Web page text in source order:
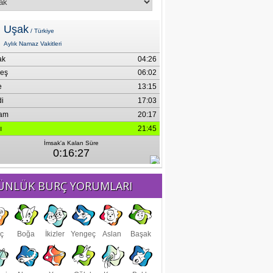
BURÇ YORUMLARI
Boğa İkizler Yengeç Aslan Başak